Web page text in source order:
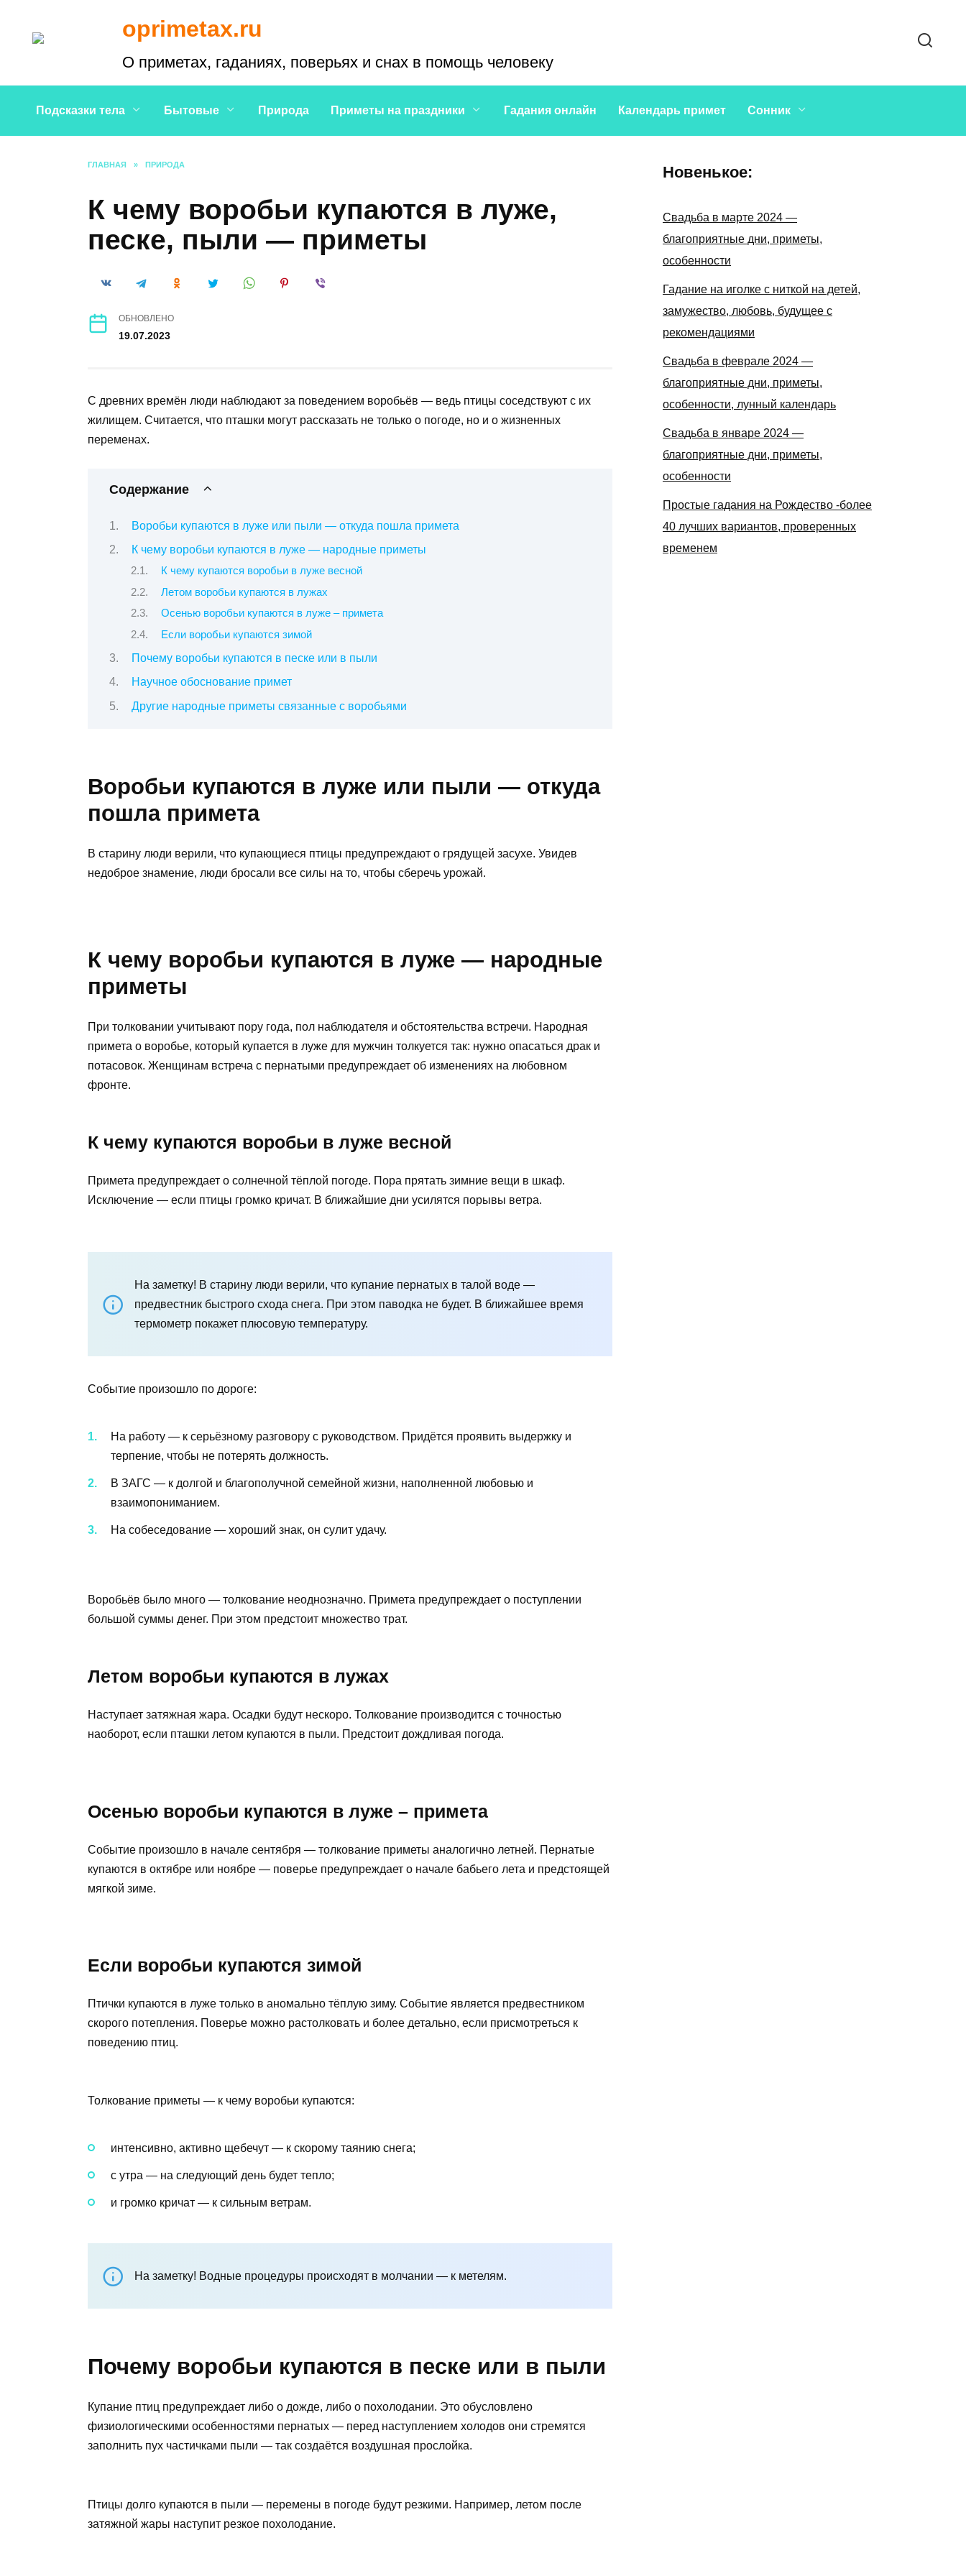
oprimetax.ru
О приметах, гаданиях, поверьях и снах в помощь человеку
Подсказки тела Бытовые Природа Приметы на праздники Гадания онлайн Календарь примет Сонник
ГЛАВНАЯ » ПРИРОДА
К чему воробьи купаются в луже,
песке, пыли — приметы
ОБНОВЛЕНО
19.07.2023
С древних времён люди наблюдают за поведением воробьёв — ведь птицы соседствуют с их
жилищем. Считается, что пташки могут рассказать не только о погоде, но и о жизненных
переменах.
Содержание
Воробьи купаются в луже или пыли — откуда пошла примета
К чему воробьи купаются в луже — народные приметы
К чему купаются воробьи в луже весной
Летом воробьи купаются в лужах
Осенью воробьи купаются в луже – примета
Если воробьи купаются зимой
Почему воробьи купаются в песке или в пыли
Научное обоснование примет
Другие народные приметы связанные с воробьями
Воробьи купаются в луже или пыли — откуда
пошла примета
В старину люди верили, что купающиеся птицы предупреждают о грядущей засухе. Увидев
недоброе знамение, люди бросали все силы на то, чтобы сберечь урожай.
К чему воробьи купаются в луже — народные
приметы
При толковании учитывают пору года, пол наблюдателя и обстоятельства встречи. Народная
примета о воробье, который купается в луже для мужчин толкуется так: нужно опасаться драк и
потасовок. Женщинам встреча с пернатыми предупреждает об изменениях на любовном
фронте.
К чему купаются воробьи в луже весной
Примета предупреждает о солнечной тёплой погоде. Пора прятать зимние вещи в шкаф.
Исключение — если птицы громко кричат. В ближайшие дни усилятся порывы ветра.
На заметку! В старину люди верили, что купание пернатых в талой воде —
предвестник быстрого схода снега. При этом паводка не будет. В ближайшее время
термометр покажет плюсовую температуру.
Событие произошло по дороге:
На работу — к серьёзному разговору с руководством. Придётся проявить выдержку и
терпение, чтобы не потерять должность.
В ЗАГС — к долгой и благополучной семейной жизни, наполненной любовью и
взаимопониманием.
На собеседование — хороший знак, он сулит удачу.
Воробьёв было много — толкование неоднозначно. Примета предупреждает о поступлении
большой суммы денег. При этом предстоит множество трат.
Летом воробьи купаются в лужах
Наступает затяжная жара. Осадки будут нескоро. Толкование производится с точностью
наоборот, если пташки летом купаются в пыли. Предстоит дождливая погода.
Осенью воробьи купаются в луже – примета
Событие произошло в начале сентября — толкование приметы аналогично летней. Пернатые
купаются в октябре или ноябре — поверье предупреждает о начале бабьего лета и предстоящей
мягкой зиме.
Если воробьи купаются зимой
Птички купаются в луже только в аномально тёплую зиму. Событие является предвестником
скорого потепления. Поверье можно растолковать и более детально, если присмотреться к
поведению птиц.
Толкование приметы — к чему воробьи купаются:
интенсивно, активно щебечут — к скорому таянию снега;
с утра — на следующий день будет тепло;
и громко кричат — к сильным ветрам.
На заметку! Водные процедуры происходят в молчании — к метелям.
Почему воробьи купаются в песке или в пыли
Купание птиц предупреждает либо о дожде, либо о похолодании. Это обусловлено
физиологическими особенностями пернатых — перед наступлением холодов они стремятся
заполнить пух частичками пыли — так создаётся воздушная прослойка.
Птицы долго купаются в пыли — перемены в погоде будут резкими. Например, летом после
затяжной жары наступит резкое похолодание.
Новенькое:
Свадьба в марте 2024 —
благоприятные дни, приметы,
особенности
Гадание на иголке с ниткой на детей,
замужество, любовь, будущее с
рекомендациями
Свадьба в феврале 2024 —
благоприятные дни, приметы,
особенности, лунный календарь
Свадьба в январе 2024 —
благоприятные дни, приметы,
особенности
Простые гадания на Рождество -более
40 лучших вариантов, проверенных
временем